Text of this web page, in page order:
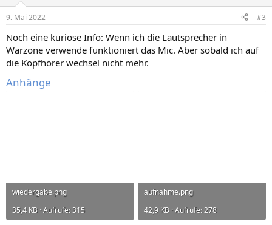
9. Mai 2022 #3
Noch eine kuriose Info: Wenn ich die Lautsprecher in
Warzone verwende funktioniert das Mic. Aber sobald ich auf
die Kopfhörer wechsel nicht mehr.
Anhänge
wiedergabe.png
35,4 KB · Aufrufe: 315
aufnahme.png
42,9 KB · Aufrufe: 278